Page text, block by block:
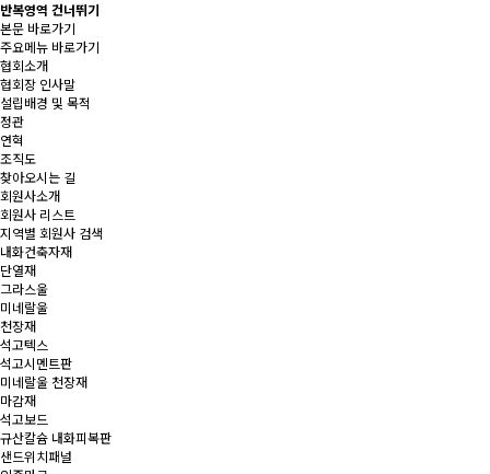
반복영역 건너뛰기
본문 바로가기
주요메뉴 바로가기
협회소개
협회장 인사말
설립배경 및 목적
정관
연혁
조직도
찾아오시는 길
회원사소개
회원사 리스트
지역별 회원사 검색
내화건축자재
단열재
그라스울
미네랄울
천장재
석고텍스
석고시멘트판
미네랄울 천장재
마감재
석고보드
규산칼슘 내화피복판
샌드위치패널